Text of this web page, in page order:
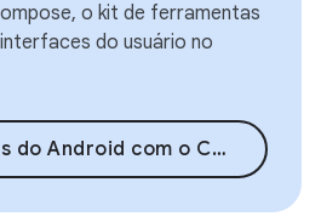
o kit de ferramentas
do usuário no
Android com o Compose